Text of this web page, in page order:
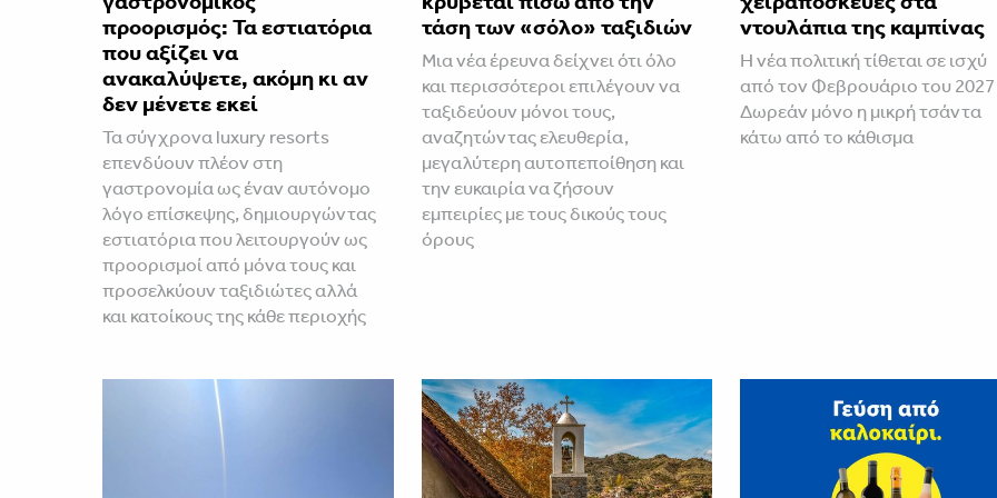
προορισμός: Τα εστιατόρια
που αξίζει να
ανακαλύψετε, ακόμη κι αν
δεν μένετε εκεί
Τα σύγχρονα luxury resorts
επενδύουν πλέον στη
γαστρονομία ως έναν αυτόνομο
λόγο επίσκεψης, δημιουργώντας
εστιατόρια που λειτουργούν ως
προορισμοί από μόνα τους και
προσελκύουν ταξιδιώτες αλλά
και κατοίκους της κάθε περιοχής
τάση των «σόλο» ταξιδιών
Μια νέα έρευνα δείχνει ότι όλο
και περισσότεροι επιλέγουν να
ταξιδεύουν μόνοι τους,
αναζητώντας ελευθερία,
μεγαλύτερη αυτοπεποίθηση και
την ευκαιρία να ζήσουν
εμπειρίες με τους δικούς τους
όρους
ντουλάπια της καμπίνας
Η νέα πολιτική τίθεται σε ισχύ
από τον Φεβρουάριο του
Δωρεάν μόνο η μικρή τσάντα
κάτω από το κάθισμα